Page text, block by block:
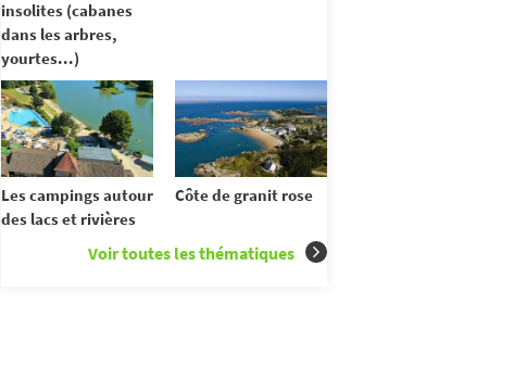
insolites (cabanes
dans les arbres,
yourtes...)
Les campings autour
des lacs et rivières
Côte de granit rose
Voir toutes les thématiques